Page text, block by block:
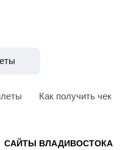
Как получить чек
САЙТЫ ВЛАДИВОСТОКА